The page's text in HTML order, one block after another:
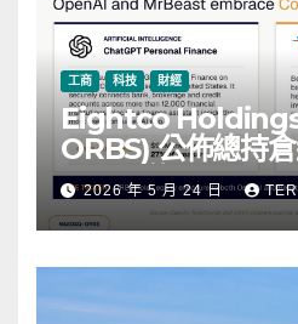
工商 科技 財經
Eightco
ORBS) 公佈總持
元，涵蓋 OpenAI
Industries、超過
幣 (ETH) 及逾
幣
2026 年 5 月 24 日